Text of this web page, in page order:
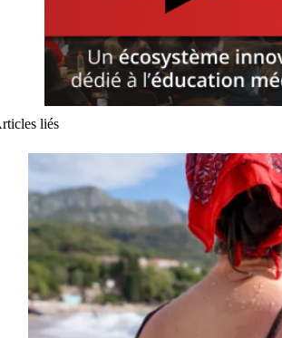
liés